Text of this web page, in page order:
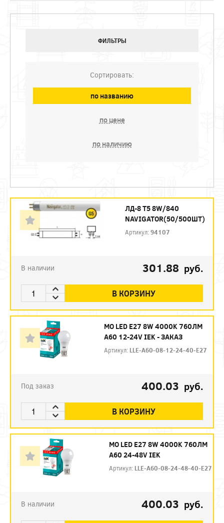
ФИЛЬТРЫ
Сортировать:
по названию
по цене
по наличию
ЛД-8 Т5 8W/840
NAVIGATOR(50/500ШТ)
Артикул:94107
В наличии 301.88 руб.
В КОРЗИНУ
МО LED E27 8W 4000K 760ЛМ
А60 12-24V IEK - ЗАКАЗ
Артикул: LLE-A60-08-12-24-40-E27
Под заказ 400.03 руб.
В КОРЗИНУ
МО LED E27 8W 4000K 760ЛМ
А60 24-48V IEK
Артикул: LLE-A60-08-24-48-40-E27
В наличии 400.03 руб.